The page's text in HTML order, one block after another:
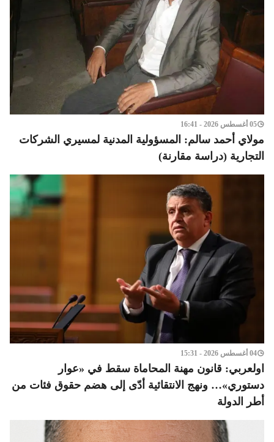
05 أغسطس 2026 - 16:41
مولاي أحمد سالم: المسؤولية المدنية لمسيري الشركات
التجارية (دراسة مقارنة)
04 أغسطس 2026 - 15:31
اولعربي: قانون مهنة المحاماة سقط في «عوار
دستوري»… ونهج الانتقائية أدّى إلى هضم حقوق فئات من
أطر الدولة